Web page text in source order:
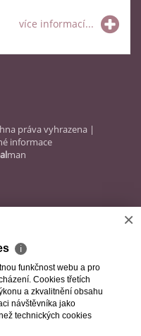
více informací...
práva vyhrazena |
informace
man
×
ℹ
funkčnost webu a pro
Cookies třetích
a zkvalitnění obsahu
návštěvníka jako
technických cookies